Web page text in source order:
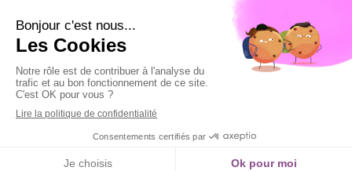
​ Ainsi que le Samedi matin
Prendre rendez-vous en ligne
Création et référencement du site par Simplébo
Site partenaire deAFC